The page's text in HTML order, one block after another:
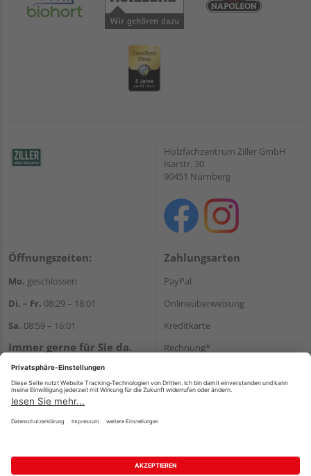
Holzfachzentrum Ziller GmbH
Isarstr. 30
90451 Nürnberg
Öffnungszeiten:
Mo. geschlossen
Di. – Fr. 08:29 – 18:01
Sa. 08:59 – 16:01
Immer gerne für Sie da.
E-Mail:kontakt@holzziller.de
Zahlungsarten
PayPal
Onlineüberweisung
Kreditkarte
Rechnung*
Versand
Impressum AGB Widerruf
Datenschutz